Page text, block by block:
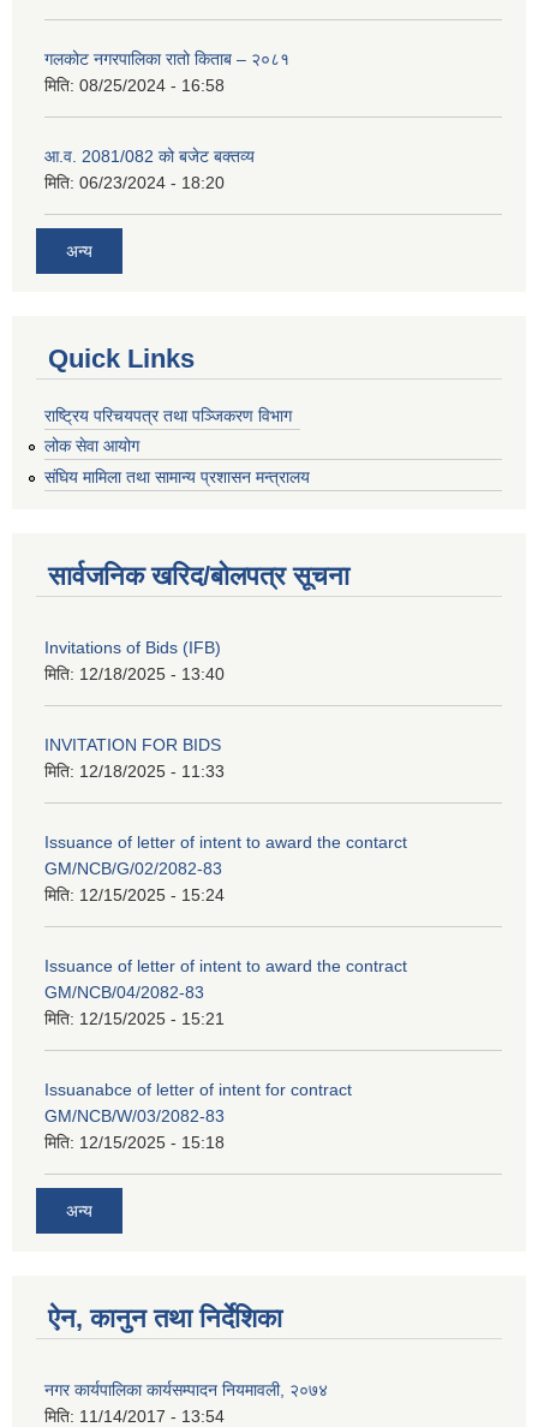
गलकोट नगरपालिका रातो किताब – २०८१
मिति: 08/25/2024 - 16:58
आ.व. 2081/082 को बजेट बक्तव्य
मिति: 06/23/2024 - 18:20
अन्य
Quick Links
राष्ट्रिय परिचयपत्र तथा पञ्जिकरण विभाग
लोक सेवा आयोग
संघिय मामिला तथा सामान्य प्रशासन मन्त्रालय
सार्वजनिक खरिद/बोलपत्र सूचना
Invitations of Bids (IFB)
मिति: 12/18/2025 - 13:40
INVITATION FOR BIDS
मिति: 12/18/2025 - 11:33
Issuance of letter of intent to award the contarct
GM/NCB/G/02/2082-83
मिति: 12/15/2025 - 15:24
Issuance of letter of intent to award the contract
GM/NCB/04/2082-83
मिति: 12/15/2025 - 15:21
Issuanabce of letter of intent for contract
GM/NCB/W/03/2082-83
मिति: 12/15/2025 - 15:18
अन्य
ऐन, कानुन तथा निर्देशिका
नगर कार्यपालिका कार्यसम्पादन नियमावली, २०७४
मिति: 11/14/2017 - 13:54